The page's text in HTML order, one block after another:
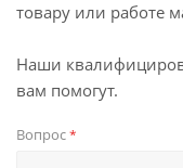
товару или работе
Наши
вам помогут.
Вопрос*